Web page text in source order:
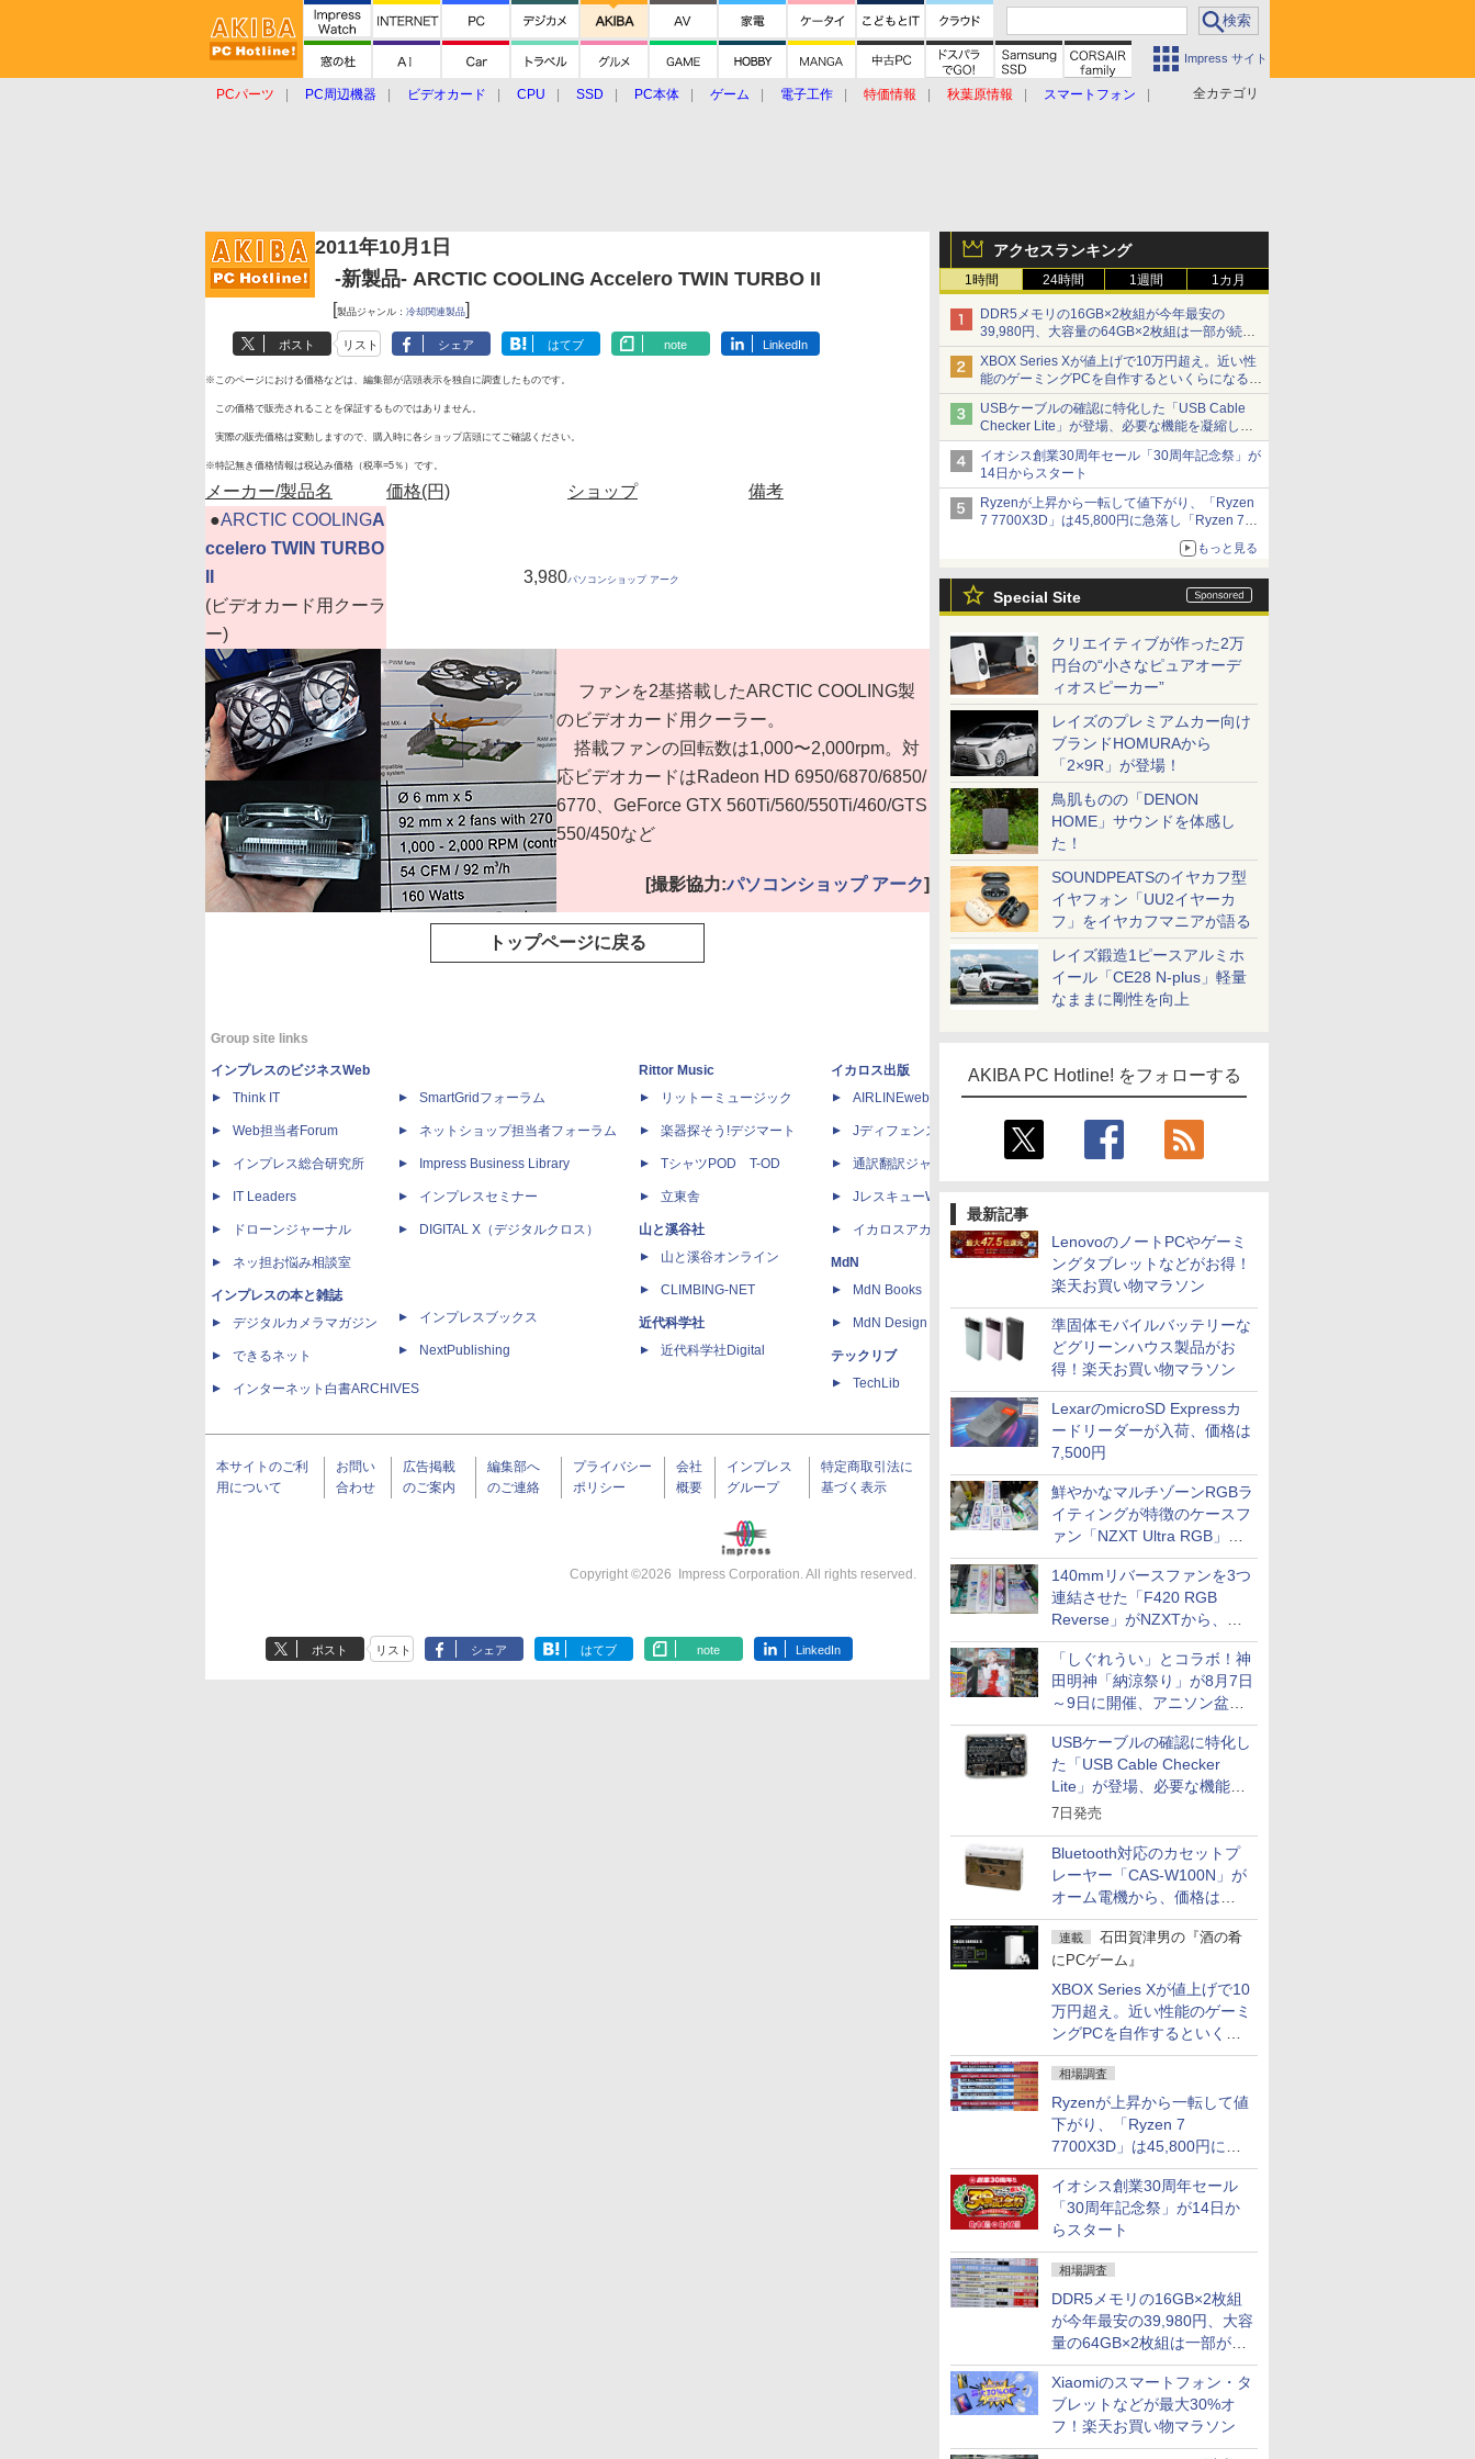
Impress サイト
全カテゴリ
PCパーツ PC周辺機器 ビデオカード CPU SSD PC本体 ゲーム 電子工作 特価情報 秋葉原情報
スマートフォン
アクセスランキング
1時間 24時間 1週間 1カ月
DDR5メモリの16GB×2枚組が今年最安の
39,980円、大容量の64GB×2枚組は一部が続騰
[8月前半のメモリ価格]
XBOX Series Xが値上げで10万円超え。近い性
能のゲーミングPCを自作するといくらになる？
【石田賀津男の『酒の肴にPCゲーム』】
USBケーブルの確認に特化した「USB Cable
Checker Lite」が登場、必要な機能を凝縮しコ
ンパクトに 7日発売
イオシス創業30周年セール「30周年記念祭」が
14日からスタート
Ryzenが上昇から一転して値下がり、「Ryzen
7 7700X3D」は45,800円に急落し「Ryzen 7
7800X3D」との価格逆転解消 [8月前半のCPU
もっと見る
Special Site
クリエイティブが作った2万
円台の“小さなピュアオーデ
ィオスピーカー”
レイズのプレミアムカー向け
ブランドHOMURAから
「2×9R」が登場！
鳥肌ものの「DENON
HOME」サウンドを体感し
た！
SOUNDPEATSのイヤカフ型
イヤフォン「UU2イヤーカ
フ」をイヤカフマニアが語る
レイズ鍛造1ピースアルミホ
イール「CE28 N-plus」軽量
なままに剛性を向上
AKIBA PC Hotline! をフォローする
最新記事
LenovoのノートPCやゲーミ
ングタブレットなどがお得！
楽天お買い物マラソン
準固体モバイルバッテリーな
どグリーンハウス製品がお
得！楽天お買い物マラソン
LexarのmicroSD Expressカ
ードリーダーが入荷、価格は
7,500円
鮮やかなマルチゾーンRGBラ
イティングが特徴のケースフ
ァン「NZXT Ultra RGB」が
発売、計8製品
140mmリバースファンを3つ
連結させた「F420 RGB
Reverse」がNZXTから、単
一フレーム採用
「しぐれうい」とコラボ！神
田明神「納涼祭り」が8月7日
～9日に開催、アニソン盆踊
りや屋台グルメなどもあり
USBケーブルの確認に特化し
た「USB Cable Checker
Lite」が登場、必要な機能を
凝縮しコンパクトに
7日発売
Bluetooth対応のカセットプ
レーヤー「CAS-W100N」が
オーム電機から、価格は
5,940円
連載
石田賀津男の『酒の肴
にPCゲーム』
XBOX Series Xが値上げで10
万円超え。近い性能のゲーミ
ングPCを自作するといくら
になる？
相場調査
Ryzenが上昇から一転して値
下がり、「Ryzen 7
7700X3D」は45,800円に急
落し「Ryzen 7 7800X3D」
との価格逆転解消 [8月前半の
CPU価格]
イオシス創業30周年セール
「30周年記念祭」が14日か
らスタート
相場調査
DDR5メモリの16GB×2枚組
が今年最安の39,980円、大容
量の64GB×2枚組は一部が続
騰 [8月前半のメモリ価格]
Xiaomiのスマートフォン・タ
ブレットなどが最大30%オ
フ！楽天お買い物マラソン
2011年10月1日
-新製品- ARCTIC COOLING Accelero TWIN TURBO II
[製品ジャンル： 冷却関連製品]
ポスト リスト シェア はてブ note LinkedIn
※このページにおける価格などは、編集部が店頭表示を独自に調査したものです。
この価格で販売されることを保証するものではありません。
実際の販売価格は変動しますので、購入時に各ショップ店頭にてご確認ください。
※特記無き価格情報は税込み価格（税率=5％）です。
メーカー/製品名 価格(円) ショップ
備考
●ARCTIC COOLINGA
ccelero TWIN TURBO
(ビデオカード用クーラ
ー)
3,980パソコンショップ アーク
ファンを2基搭載したARCTIC COOLING製
のビデオカード用クーラー。
搭載ファンの回転数は1,000〜2,000rpm。対
応ビデオカードはRadeon HD 6950/6870/6850/
6770、GeForce GTX 560Ti/560/550Ti/460/GTS
550/450など
[撮影協力:パソコンショップ アーク]
トップページに戻る
Group site links
インプレスのビジネスWeb
Think IT
Web担当者Forum
インプレス総合研究所
IT Leaders
ドローンジャーナル
ネッ担お悩み相談室
インプレスの本と雑誌
デジタルカメラマガジン
できるネット
インターネット白書ARCHIVES
SmartGridフォーラム
ネットショップ担当者フォーラム
Impress Business Library
インプレスセミナー
DIGITAL X（デジタルクロス）
インプレスブックス
NextPublishing
Rittor Music
リットーミュージック
楽器探そう!デジマート
TシャツPOD T-OD
立東舎
山と溪谷社
山と溪谷オンライン
CLIMBING-NET
近代科学社
近代科学社Digital
イカロス出版
AIRLINEweb
Jディフェンスニュース
通訳翻訳ジャーナル
JレスキューWeb
イカロスアカデミー
MdN
MdN Books
MdN Design Interactive
テックリブ
TechLib
ICE
天海社
Comic curea
impress QuickBooks
IPGネットワーク
TシャツPOD pTa.shop
カスタム写真集POD fabli
Impress Group Publication Informa
tion
本サイトのご利
用について
お問い
合わせ
広告掲載
のご案内
編集部へ
のご連絡
プライバシー
ポリシー
会社
概要
インプレス
グループ
特定商取引法に
基づく表示
Copyright ©2026 Impress Corporation. All rights reserved.
ポスト リスト シェア はてブ note LinkedIn